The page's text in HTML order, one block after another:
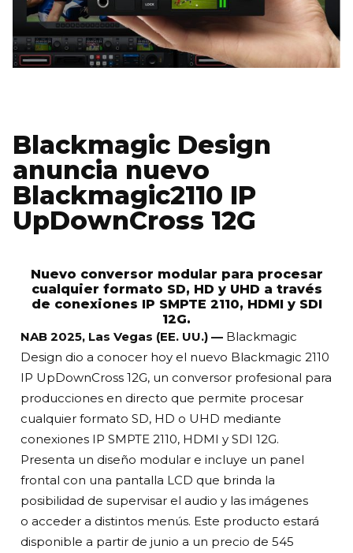
Blackmagic Design
anuncia nuevo
Blackmagic2110 IP
UpDownCross 12G
Nuevo conversor modular para procesar
cualquier formato SD, HD y UHD a través
de conexiones IP SMPTE 2110, HDMI y SDI
12G.
NAB 2025, Las Vegas (EE. UU.) — Blackmagic
Design dio a conocer hoy el nuevo Blackmagic 2110
IP UpDownCross 12G, un conversor profesional para
producciones en directo que permite procesar
cualquier formato SD, HD o UHD mediante
conexiones IP SMPTE 2110, HDMI y SDI 12G.
Presenta un diseño modular e incluye un panel
frontal con una pantalla LCD que brinda la
posibilidad de supervisar el audio y las imágenes
o acceder a distintos menús. Este producto estará
disponible a partir de junio a un precio de 545